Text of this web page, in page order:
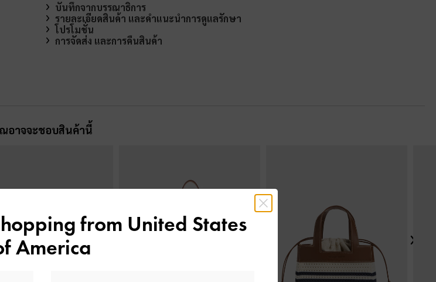
บันทึกจากบรรณาธิการ
รายละเอียดสินค้า และคำแนะนำการดูแลรักษา
โปรโมชั่น
การจัดส่ง และการคืนสินค้า
อาจจะชอบสินค้านี้
from United States
America